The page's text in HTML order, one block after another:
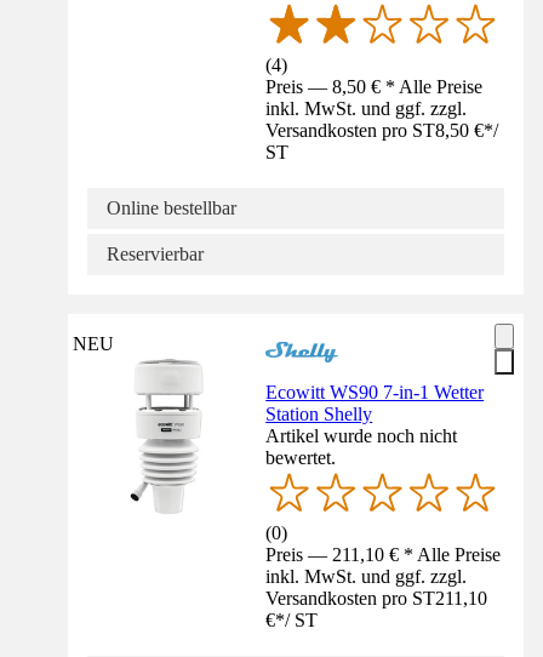
(4)
Preis — 8,50 € * Alle Preise
inkl. MwSt. und ggf. zzgl.
Versandkosten pro ST8,50 €*/
ST
Online bestellbar
Reservierbar
NEU
Ecowitt WS90 7-in-1 Wetter
Station Shelly
Artikel wurde noch nicht
bewertet.
(0)
Preis — 211,10 € * Alle Preise
inkl. MwSt. und ggf. zzgl.
Versandkosten pro ST211,10
€*/ ST